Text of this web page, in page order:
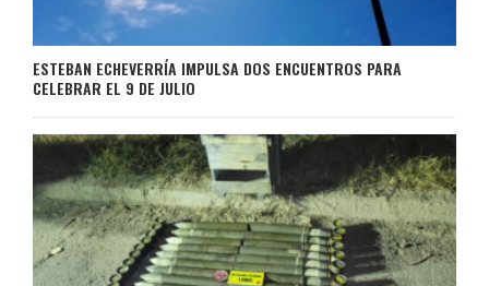
ESTEBAN ECHEVERRÍA IMPULSA DOS ENCUENTROS PARA
CELEBRAR EL 9 DE JULIO